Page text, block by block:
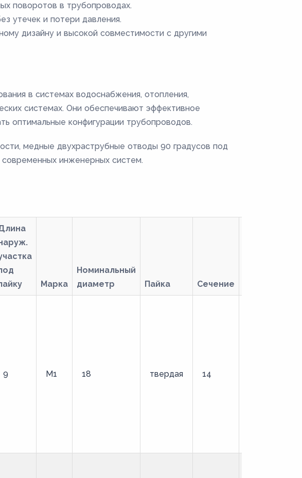
поворотов в трубопроводах.
утечек и потери давления.
дизайну и высокой совместимости с другими
в системах водоснабжения, отопления,
системах. Они обеспечивают эффективное
оптимальные конфигурации трубопроводов.
медные двухраструбные отводы 90 градусов под
инженерных систем.
Марка
Номинальный
диаметр
Пайка Сечение
9 М1 18 твердая 14